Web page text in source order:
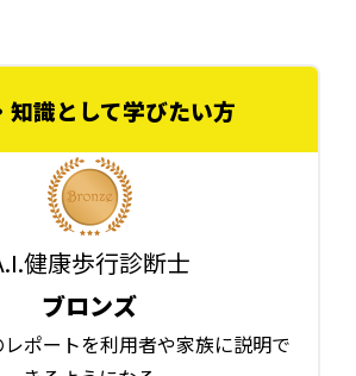
知識として学びたい方
健康歩行診断士
ブロンズ
ポートを利用者や家族に説明で